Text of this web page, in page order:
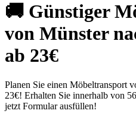
🚚 Günstiger
von Münster
ab 23€
Planen Sie einen Möbeltransport
23€! Erhalten Sie innerhalb von
jetzt Formular ausfüllen!